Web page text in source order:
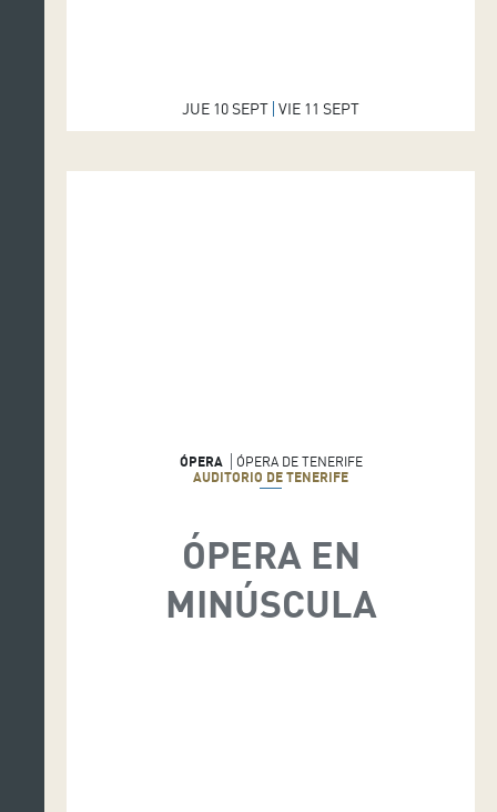
JUE 10 SEPT VIE 11 SEPT
ÓPERA
ÓPERA DE TENERIFE
AUDITORIO DE TENERIFE
ÓPERA EN
MINÚSCULA